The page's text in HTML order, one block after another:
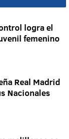
logra el
femenino
Real Madrid
Nacionales